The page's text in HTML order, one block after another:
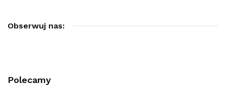
Obserwuj nas:
Polecamy